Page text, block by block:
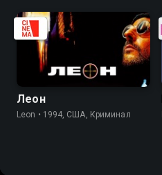
Леон
Leon • 1994, США, Криминал